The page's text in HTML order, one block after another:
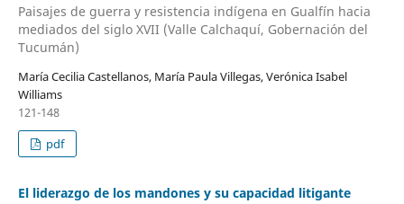
Paisajes de guerra y resistencia indígena en Gualfín hacia
mediados del siglo XVII (Valle Calchaquí, Gobernación del
Tucumán)
María Cecilia Castellanos, María Paula Villegas, Verónica Isabel
Williams
121-148
pdf
El liderazgo de los mandones y su capacidad litigante